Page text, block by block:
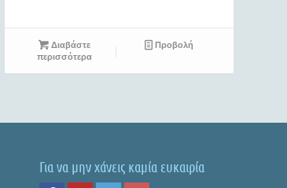
Διαβάστε
περισσότερα
Προβολή
Για να μην χάνεις καμία ευκαιρία